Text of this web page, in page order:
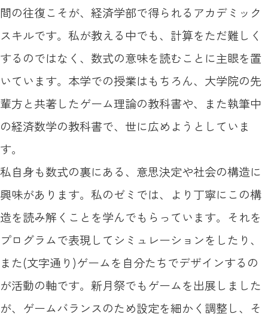
間の往復こそが、経済学部で得られるアカデミック
スキルです。私が教える中でも、計算をただ難しく
するのではなく、数式の意味を読むことに主眼を置
いています。本学での授業はもちろん、大学院の先
輩方と共著したゲーム理論の教科書や、また執筆中
の経済数学の教科書で、世に広めようとしていま
す。
私自身も数式の裏にある、意思決定や社会の構造に
興味があります。私のゼミでは、より丁寧にこの構
造を読み解くことを学んでもらっています。それを
プログラムで表現してシミュレーションをしたり、
また(文字通り)ゲームを自分たちでデザインするの
が活動の軸です。新月祭でもゲームを出展しました
が、ゲームバランスのため設定を細かく調整し、そ